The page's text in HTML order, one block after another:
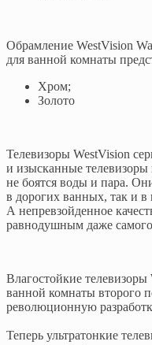
Обрамление WestVision
для ванной комнаты
Хром;
Золото
Телевизоры WestVision
и изысканные телевизоры
не боятся воды и пара.
в дорогих ванных, так и в
А непревзойденное
равнодушным даже самого
Влагостойкие телевизоры
ванной комнаты второго
революционную
Теперь ультратонкие